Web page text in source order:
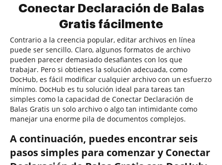
Conectar Declaración de Balas
Gratis fácilmente
Contrario a la creencia popular, editar archivos en línea
puede ser sencillo. Claro, algunos formatos de archivo
pueden parecer demasiado desafiantes con los que
trabajar. Pero si obtienes la solución adecuada, como
DocHub, es fácil modificar cualquier archivo con un esfuerzo
mínimo. DocHub es tu solución ideal para tareas tan
simples como la capacidad de Conectar Declaración de
Balas Gratis un solo archivo o algo tan intimidante como
manejar una enorme pila de documentos complejos.
A continuación, puedes encontrar seis
pasos simples para comenzar y Conectar